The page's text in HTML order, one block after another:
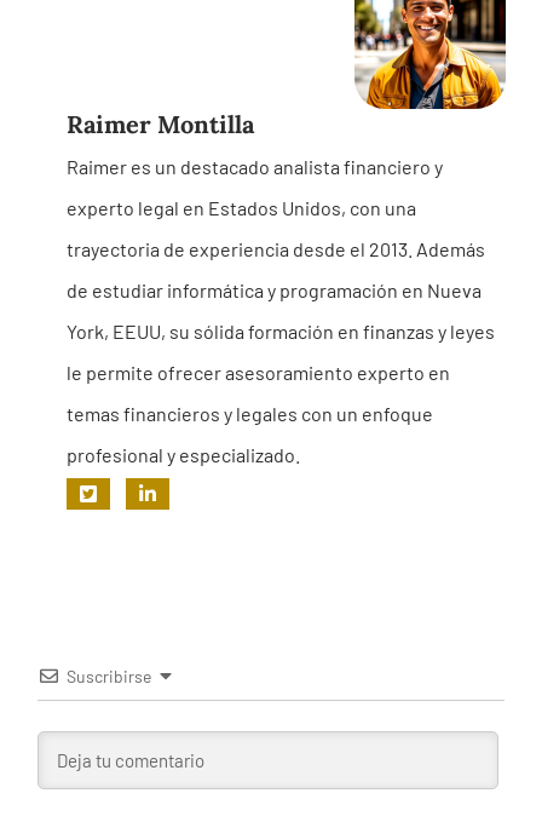
Raimer Montilla
Raimer es un destacado analista financiero y
experto legal en Estados Unidos, con una
trayectoria de experiencia desde el 2013. Además
de estudiar informática y programación en Nueva
York, EEUU, su sólida formación en finanzas y leyes
le permite ofrecer asesoramiento experto en
temas financieros y legales con un enfoque
profesional y especializado.
Suscribirse